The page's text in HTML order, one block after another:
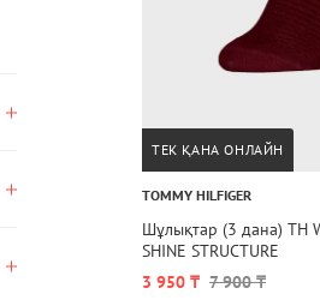
ТЕК ҚАНА ОНЛАЙН
TOMMY HILFIGER
Шұлықтар (3 дана) TH
SHINE STRUCTURE
3 950 ₸ 7 900 ₸